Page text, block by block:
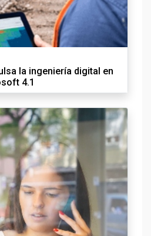
la ingeniería digital en
4.1